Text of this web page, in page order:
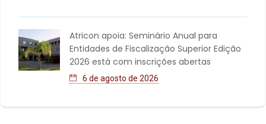
Atricon apoia: Seminário Anual para
Entidades de Fiscalização Superior Edição
2026 está com inscrições abertas
6 de agosto de 2026